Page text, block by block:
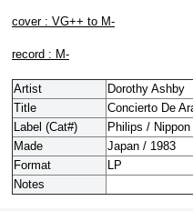
cover : VG++ to M-
record : M-
Artist
Dorothy Ashby
Title
Concierto De
Label (Cat#)
Philips /
Made
Japan / 1983
Format
LP
Notes